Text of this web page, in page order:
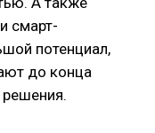
смарт-
потенциал,
до конца